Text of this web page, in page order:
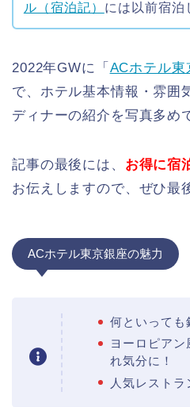
ル（宿泊記） には以前宿泊
2022年GWに「 ACホテル東
で、ホテル基本情報・雰囲
ディナーの紹介を写真多め
記事の最後には、 お得に宿
お伝えしますので、ぜひ最
ACホテル東京銀座の魅力
何といっても
ヨーロピアン
れ気分に！
人気レスト